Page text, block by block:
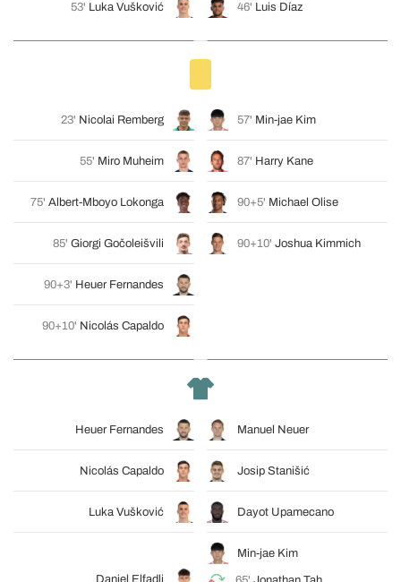
53' Luka Vušković 46' Luis Díaz
23' Nicolai Remberg 57' Min-jae Kim
55' Miro Muheim 87' Harry Kane
75' Albert-Mboyo Lokonga 90+5' Michael Olise
85' Giorgi Gočoleišvili 90+10' Joshua Kimmich
90+3' Heuer Fernandes
90+10' Nicolás Capaldo
Heuer Fernandes Manuel Neuer
Nicolás Capaldo Josip Stanišić
Luka Vušković Dayot Upamecano
Daniel Elfadli
Min-jae Kim